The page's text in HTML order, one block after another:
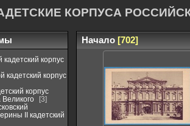
КОРПУСА
корпус
кадетский корпус
корпус
3
II кадетский
Начало 702